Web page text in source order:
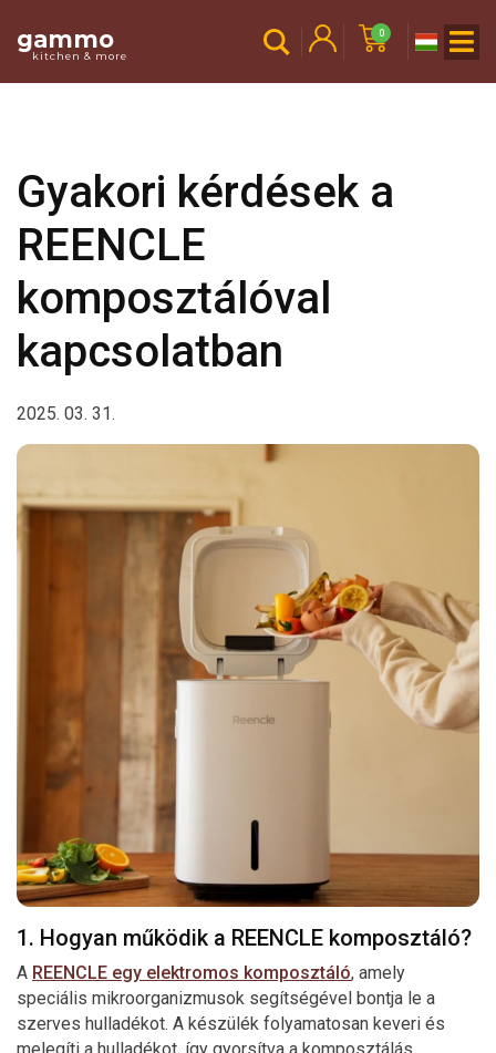
gammo
kitchen & more
0
Gyakori kérdések a
REENCLE
komposztálóval
kapcsolatban
2025. 03. 31.
1. Hogyan működik a REENCLE komposztáló?
A REENCLE egy elektromos komposztáló, amely
speciális mikroorganizmusok segítségével bontja le a
szerves hulladékot. A készülék folyamatosan keveri és